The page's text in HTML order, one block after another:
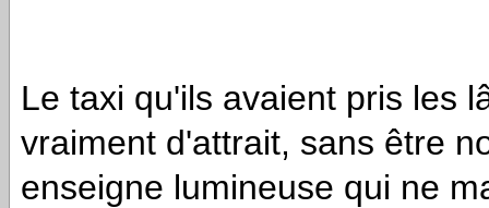
Le taxi qu'ils avaient pris les
vraiment d'attrait, sans être
enseigne lumineuse qui ne